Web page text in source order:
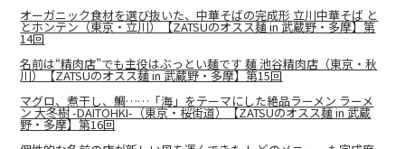
オーガニック食材を選び抜いた、中華そばの完成形 立川中華そば と
とホンテン（東京・立川）【ZATSUのオスス麺 in 武蔵野・多摩】第
14回
名前は“精肉店”でも主役はぶっとい麺です 麺 池谷精肉店（東京・秋
川）【ZATSUのオスス麺 in 武蔵野・多摩】第15回
マグロ、煮干し、鯛……「海」をテーマにした絶品ラーメン ラーメ
ン 大冬樹 -DAITOHKI-（東京・桜街道）【ZATSUのオスス麺 in 武蔵
野・多摩】第16回